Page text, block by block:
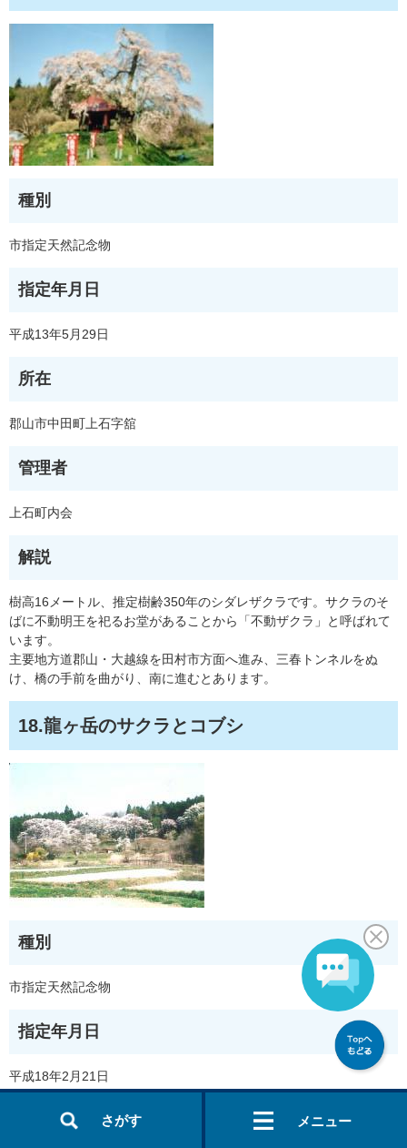
さがす メニュー
種別
市指定天然記念物
指定年月日
平成13年5月29日
所在
郡山市中田町上石字舘
管理者
上石町内会
解説
樹高16メートル、推定樹齢350年のシダレザクラです。サクラのそ
ばに不動明王を祀るお堂があることから「不動ザクラ」と呼ばれて
います。
主要地方道郡山・大越線を田村市方面へ進み、三春トンネルをぬ
け、橋の手前を曲がり、南に進むとあります。
18.龍ヶ岳のサクラとコブシ
種別
市指定天然記念物
指定年月日
平成18年2月21日